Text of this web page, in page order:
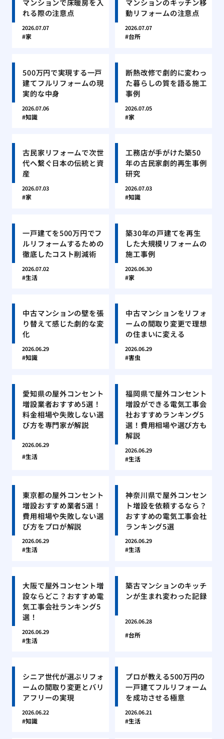
マンションで床暖房を入
れる際の注意点
2026.07.07
家
マンションのキッチン移
動リフォームの注意点
2026.07.07
台所
500万円で実現する一戸
建てフルリフォームの現
実的な中身
2026.07.06
知識
断熱改修で劇的に変わっ
た暮らしの質を語る施工
事例
2026.07.05
家
古民家リフォームで次世
代へ繋ぐ日本の伝統と資
産
2026.07.03
家
工務店が手がけた築50
年の古民家劇的再生事例
研究
2026.07.03
知識
一戸建てを500万円でフ
ルリフォームするための
徹底したコスト削減術
2026.07.02
生活
築30年の戸建てを再生
した大規模リフォームの
施工事例
2026.06.30
家
中古マンションの壁を張
り替えて感じた劇的な変
化
2026.06.29
知識
中古マンションをリフォ
ームの間取り変更で理想
の住まいに変える
2026.06.29
害虫
愛知県の屋外コンセント
増設業者おすすめ5選！
料金相場や失敗しない選
び方を専門家が解説
2026.06.29
生活
福岡県で屋外コンセント
増設ができる電気工事会
社おすすめランキング5
選！費用相場や選び方も
解説
2026.06.29
生活
東京都の屋外コンセント
増設おすすめ業者5選！
費用相場や失敗しない選
び方をプロが解説
2026.06.29
生活
神奈川県で屋外コンセン
ト増設を依頼するなら？
おすすめの電気工事会社
ランキング5選
2026.06.29
生活
大阪で屋外コンセント増
設ならどこ？おすすめ電
気工事会社ランキング5
選！
2026.06.29
生活
築古マンションのキッチ
ンが生まれ変わった記録
2026.06.28
台所
シニア世代が選ぶリフォ
ームの間取り変更とバリ
アフリーの実現
2026.06.22
知識
プロが教える500万円の
一戸建てフルリフォーム
を成功させる極意
2026.06.21
生活